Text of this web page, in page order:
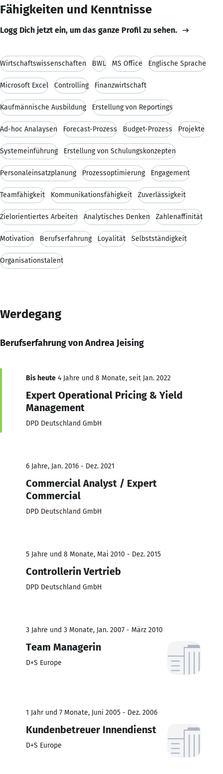
Fähigkeiten und Kenntnisse
Logg Dich jetzt ein, um das ganze Profil zu sehen.
Wirtschaftswissenschaften BWL MS Office Englische Sprache
Microsoft Excel Controlling Finanzwirtschaft
Kaufmännische Ausbildung Erstellung von Reportings
Ad-hoc Analaysen Forecast-Prozess Budget-Prozess Projekte
Systemeinführung Erstellung von Schulungskonzepten
Personaleinsatzplanung Prozessoptimierung Engagement
Teamfähigkeit Kommunikationsfähigkeit Zuverlässigkeit
Zielorientiertes Arbeiten Analytisches Denken Zahlenaffinität
Motivation Berufserfahrung Loyalität Selbstständigkeit
Organisationstalent
Werdegang
Berufserfahrung von Andrea Jeising
Bis heute 4 Jahre und 8 Monate, seit Jan. 2022
Expert Operational Pricing & Yield
Management
DPD Deutschland GmbH
6 Jahre, Jan. 2016 - Dez. 2021
Commercial Analyst / Expert
Commercial
DPD Deutschland GmbH
5 Jahre und 8 Monate, Mai 2010 - Dez. 2015
Controllerin Vertrieb
DPD Deutschland GmbH
3 Jahre und 3 Monate, Jan. 2007 - März 2010
Team Managerin
D+S Europe
1 Jahr und 7 Monate, Juni 2005 - Dez. 2006
Kundenbetreuer Innendienst
D+S Europe